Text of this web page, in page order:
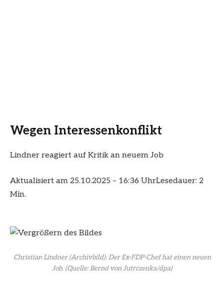
Wegen Interessenkonflikt
Lindner reagiert auf Kritik an neuem Job
Aktualisiert am 25.10.2025 – 16:36 UhrLesedauer: 2
Min.
Christian Lindner (Archivbild): Der Ex-FDP-Chef hat einen neuen
Job.(Quelle: Bernd von Jutrczenka/dpa)